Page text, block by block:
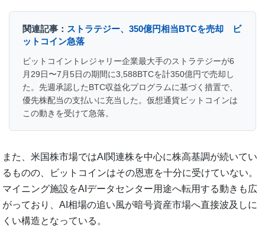
関連記事： ストラテジー、350億円相当BTCを売却 ビ
ットコイン急落
ビットコイントレジャリー企業最大手のストラテジーが6
月29日〜7月5日の期間に3,588BTCを計350億円で売却し
た。先週承認したBTC収益化プログラムに基づく措置で、
優先株配当の支払いに充当した。仮想通貨ビットコインは
この動きを受けて急落。
また、米国株市場ではAI関連株を中心に株高基調が続いてい
るものの、ビットコインはその恩恵を十分に受けていない。
マイニング施設をAIデータセンター用途へ転用する動きも広
がっており、AI相場の追い風が暗号資産市場へ直接波及しに
くい構造となっている。